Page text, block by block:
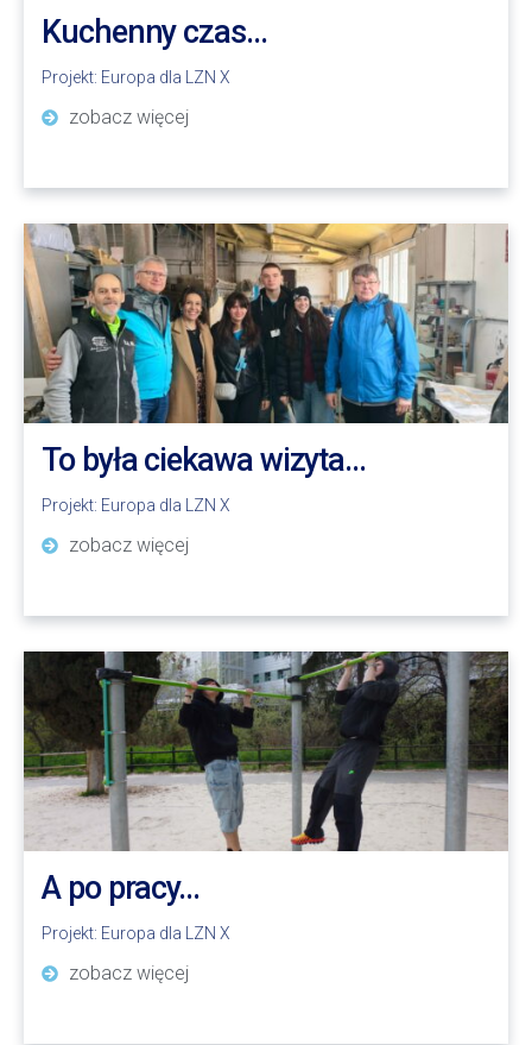
Kuchenny czas…
Projekt: Europa dla LZN X
zobacz więcej
To była ciekawa wizyta…
Projekt: Europa dla LZN X
zobacz więcej
A po pracy…
Projekt: Europa dla LZN X
zobacz więcej